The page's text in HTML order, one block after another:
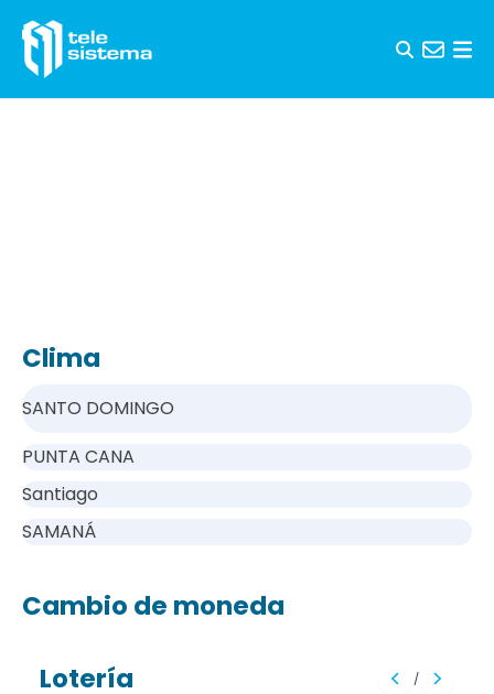
Clima
SANTO DOMINGO
PUNTA CANA
Santiago
SAMANÁ
Cambio de moneda
Lotería /